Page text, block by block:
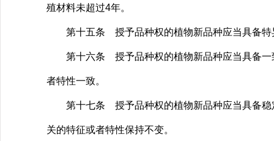
殖材料未超过4年。
第十五条 授予品种权的植物新品种应当具备特
第十六条 授予品种权的植物新品种应当具备一
者特性一致。
第十七条 授予品种权的植物新品种应当具备稳
关的特征或者特性保持不变。